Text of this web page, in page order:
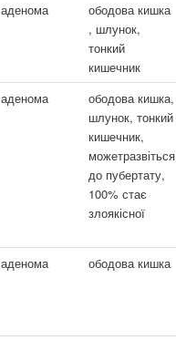
аденома
ободова кишка
, шлунок,
тонкий
кишечник
аденома
ободова кишка,
шлунок, тонкий
кишечник,
можетразвіться
до пубертату,
100% стає
злоякісної
аденома ободова кишка